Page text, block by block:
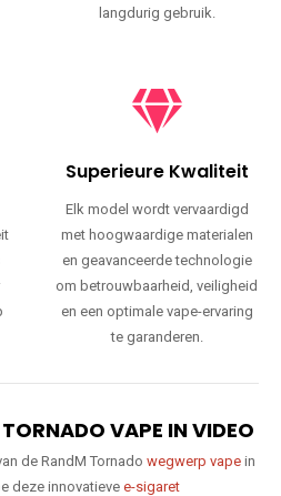
langdurig gebruik.
Superieure Kwaliteit
Elk model wordt vervaardigd
met hoogwaardige materialen
en geavanceerde technologie
om betrouwbaarheid, veiligheid
en een optimale vape-ervaring
te garanderen.
VAPE IN VIDEO
de RandM Tornado wegwerp vape in
deze innovatieve e-sigaret